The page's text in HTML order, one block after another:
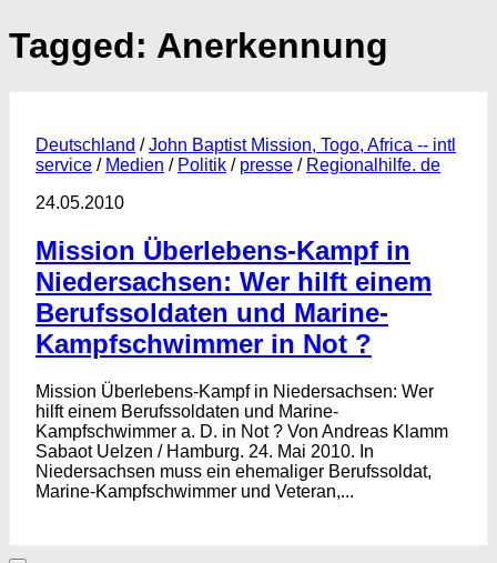
Tagged: Anerkennung
Deutschland /John Baptist Mission, Togo, Africa -- intl
service / Medien / Politik / presse / Regionalhilfe. de
24.05.2010
Mission Überlebens-Kampf in
Niedersachsen: Wer hilft einem
Berufssoldaten und Marine-
Kampfschwimmer in Not ?
Mission Überlebens-Kampf in Niedersachsen: Wer
hilft einem Berufssoldaten und Marine-
Kampfschwimmer a. D. in Not ? Von Andreas Klamm
Sabaot Uelzen / Hamburg. 24. Mai 2010. In
Niedersachsen muss ein ehemaliger Berufssoldat,
Marine-Kampfschwimmer und Veteran,...